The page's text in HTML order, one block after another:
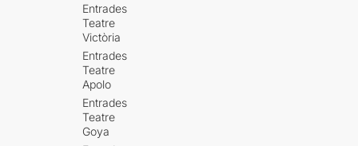
Entrades
Teatre
Victòria
Entrades
Teatre
Apolo
Entrades
Teatre
Goya